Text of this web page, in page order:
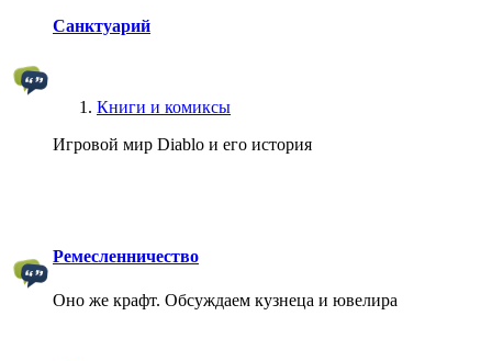
Санктуарий
Книги и комиксы
Игровой мир Diablo и его история
Ремесленничество
Оно же крафт. Обсуждаем кузнеца и ювелира